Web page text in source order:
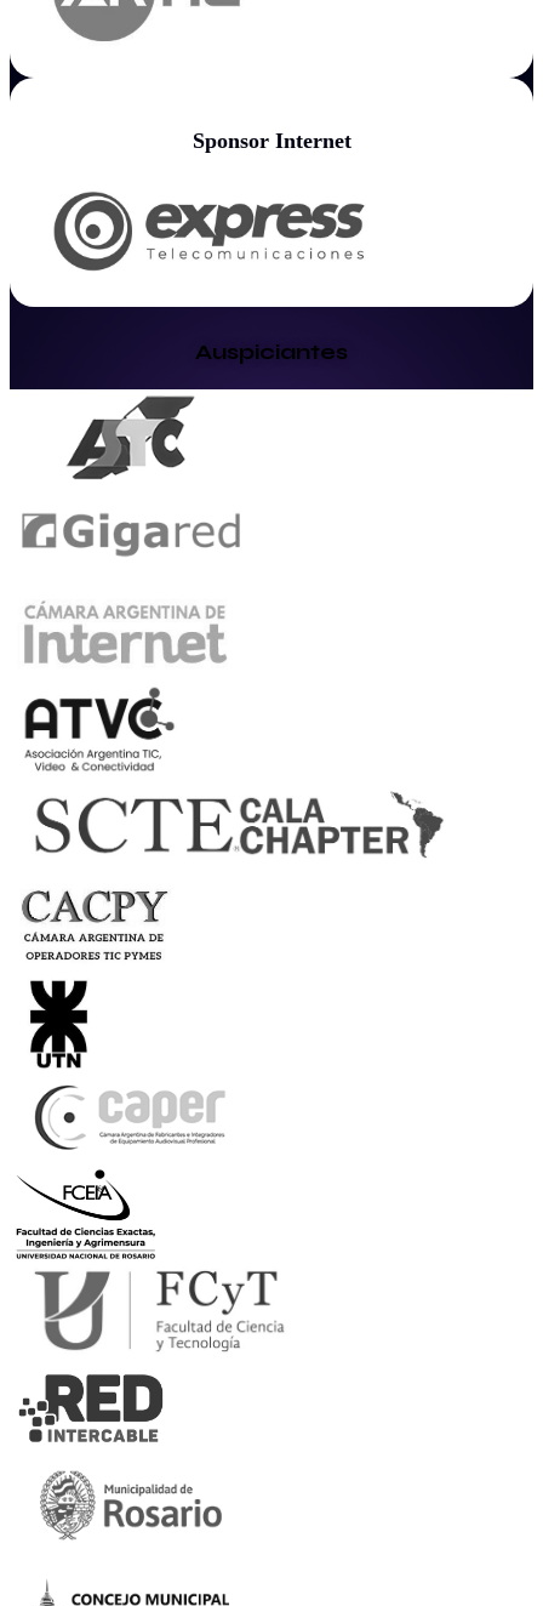
Sponsor Internet
Auspiciantes